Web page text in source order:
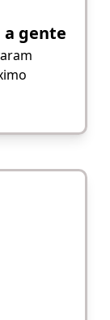
a gente